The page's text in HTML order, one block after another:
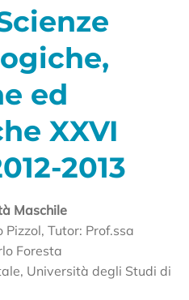
ed
XXVI
2013
Maschile
Tutor: Prof.ssa
Foresta
Università degli Studi di